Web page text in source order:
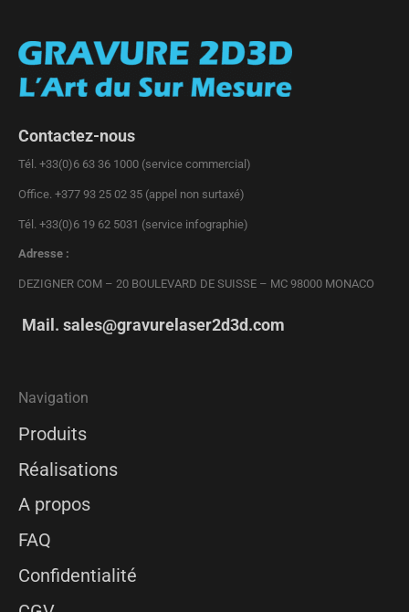
Contactez-nous
Tél. +33(0)6 63 36 1000 (service commercial)
Office. +377 93 25 02 35 (appel non surtaxé)
Tél. +33(0)6 19 62 5031 (service infographie)
Adresse :
DEZIGNER COM – 20 BOULEVARD DE SUISSE – MC 98000 MONACO
Mail. sales@gravurelaser2d3d.com
Navigation
Produits
Réalisations
A propos
FAQ
Confidentialité